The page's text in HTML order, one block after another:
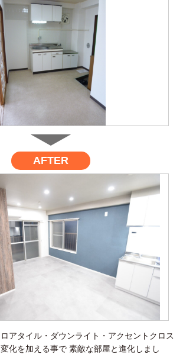
AFTER
アタイル・ダウンライト・アクセントクロス
化を加える事で 素敵な部屋と進化しまし